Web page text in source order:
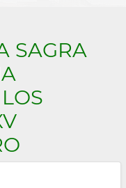
SAGRA